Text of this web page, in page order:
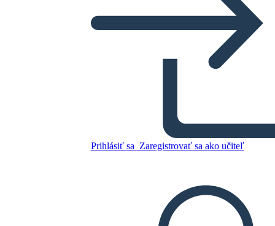
Prihlásiť sa Zaregistrovať sa ako učiteľ
VYTVORIŤ STORYBOARD
PREHRAŤ PREZENTÁCIU